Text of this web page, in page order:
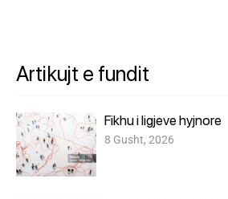
Artikujt e fundit
Fikhu i ligjeve hyjnore
8 Gusht, 2026